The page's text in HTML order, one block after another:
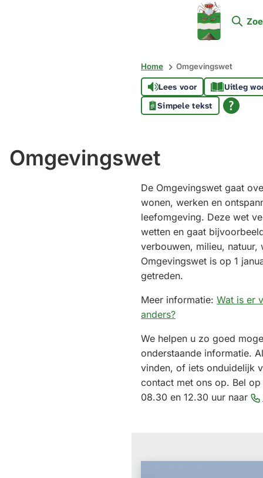
Mijn
Soest
Home Omgevingswet
Lees voor
Uitleg
Simpele tekst
Omgevingswet
De Omgevingswet gaat
wonen, werken en
leefomgeving. Deze wet
wetten en gaat
verbouwen, milieu, natuur,
Omgevingswet is op 1
getreden.
Meer informatie: Wat is er
anders?
We helpen u zo goed
onderstaande informatie.
vinden, of iets onduidelijk
contact met ons op. Bel
08.30 en 12.30 uur naar